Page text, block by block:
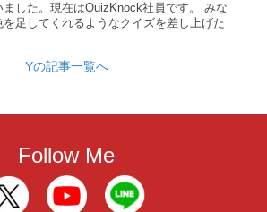
した。現在はQuizKnock社員です。 みな
足してくれるようなクイズを差し上げた
Yの記事一覧へ
Follow Me